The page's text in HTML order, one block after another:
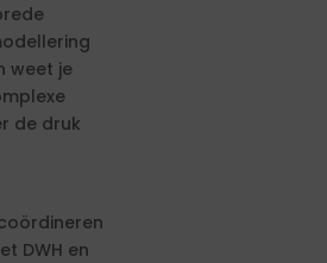
weet je
de druk
DWH en